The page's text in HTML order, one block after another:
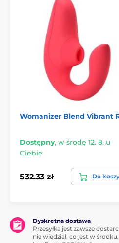
Womanizer Blend Vibrant
Dostępny, w środę 12. 8. u
Ciebie
532.33 zł Do
Dyskretna dostawa
Przesyłka jest zawsze
nie wiedział, co jest w